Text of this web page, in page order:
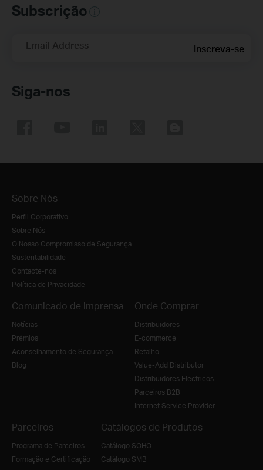
Subscrição
Email Address Inscreva-se
Siga-nos
Sobre Nós
Perfil Corporativo
Sobre Nós
O Nosso Compromisso de Segurança
Sustentabilidade
Contacte-nos
Política de Privacidade
Comunicado de imprensa
Notícias
Prémios
Aconselhamento de Segurança
Blog
Onde Comprar
Distribuidores
E-commerce
Retalho
Value-Add Distributor
Distribuidores Electricos
Parceiros B2B
Internet Service Provider
Parceiros
Programa de Parceiros
Formação e Certificação
Catálogos de Produtos
Catálogo SOHO
Catálogo SMB